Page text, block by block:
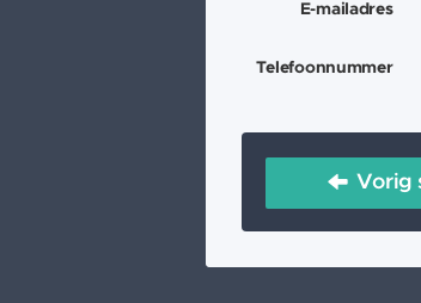
E-mailadres
Telefoonnummer
Vorig